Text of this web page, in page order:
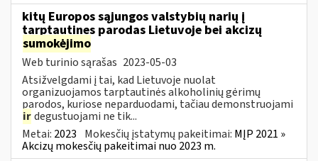
kitų Europos sąjungos valstybių narių į
tarptautines parodas Lietuvoje bei akcizų
sumokėjimo
Web turinio sąrašas 2023-05-03
Atsižvelgdami į tai, kad Lietuvoje nuolat
organizuojamos tarptautinės alkoholinių gėrimų
parodos, kuriose neparduodami, tačiau demonstruojami
irdegustuojami ne tik...
Metai: 2023 Mokesčių įstatymų pakeitimai: MĮP 2021 »
Akcizų mokesčių pakeitimai nuo 2023 m.